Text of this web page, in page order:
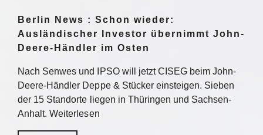
Berlin News : Schon wieder:
Ausländischer Investor übernimmt John-
Deere-Händler im Osten
Nach Senwes und IPSO will jetzt CISEG beim John-
Deere-Händler Deppe & Stücker einsteigen. Sieben
der 15 Standorte liegen in Thüringen und Sachsen-
Anhalt. Weiterlesen